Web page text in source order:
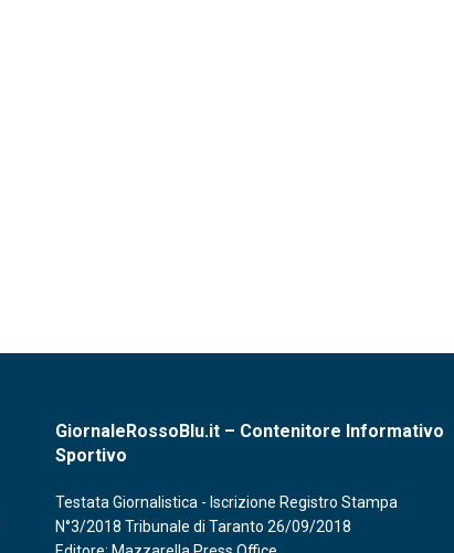
GiornaleRossoBlu.it – Contenitore Informativo
Sportivo
Testata Giornalistica - Iscrizione Registro Stampa
N°3/2018 Tribunale di Taranto 26/09/2018